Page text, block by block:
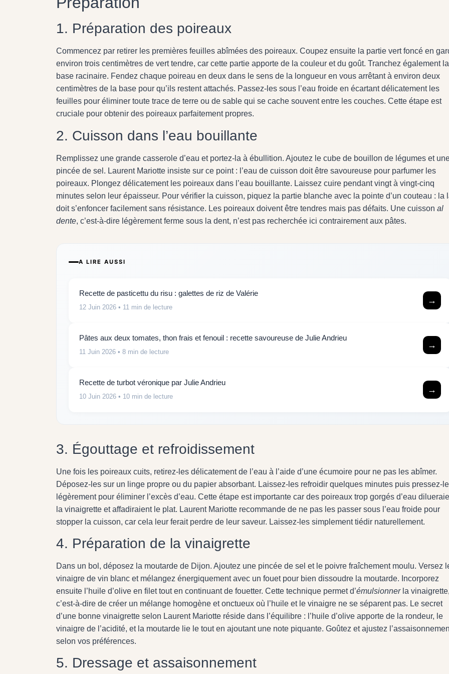
1. Préparation des poireaux
Commencez par retirer les premières feuilles abîmées des poireaux. Coupez ensuite la partie vert foncé en
environ trois centimètres de vert tendre, car cette partie apporte de la couleur et du goût. Tranchez également la
base racinaire. Fendez chaque poireau en deux dans le sens de la longueur en vous arrêtant à environ deux
centimètres de la base pour qu’ils restent attachés. Passez-les sous l’eau froide en écartant délicatement les
feuilles pour éliminer toute trace de terre ou de sable qui se cache souvent entre les couches. Cette étape est
cruciale pour obtenir des poireaux parfaitement propres.
2. Cuisson dans l’eau bouillante
Remplissez une grande casserole d’eau et portez-la à ébullition. Ajoutez le cube de bouillon de légumes et
pincée de sel. Laurent Mariotte insiste sur ce point : l’eau de cuisson doit être savoureuse pour parfumer les
poireaux. Plongez délicatement les poireaux dans l’eau bouillante. Laissez cuire pendant vingt à vingt-cinq
minutes selon leur épaisseur. Pour vérifier la cuisson, piquez la partie blanche avec la pointe d’un couteau : la
doit s’enfoncer facilement sans résistance. Les poireaux doivent être tendres mais pas défaits. Une cuisson al
dente, c’est-à-dire légèrement ferme sous la dent, n’est pas recherchée ici contrairement aux pâtes.
A LIRE AUSSI
Recette de pasticettu du risu : galettes de riz de Valérie
12 Juin 2026 • 11 min de lecture
→
Pâtes aux deux tomates, thon frais et fenouil : recette savoureuse de Julie Andrieu
11 Juin 2026 • 8 min de lecture
→
Recette de turbot véronique par Julie Andrieu
10 Juin 2026 • 10 min de lecture
→
3. Égouttage et refroidissement
Une fois les poireaux cuits, retirez-les délicatement de l’eau à l’aide d’une écumoire pour ne pas les abîmer.
Déposez-les sur un linge propre ou du papier absorbant. Laissez-les refroidir quelques minutes puis pressez-
légèrement pour éliminer l’excès d’eau. Cette étape est importante car des poireaux trop gorgés d’eau
la vinaigrette et affadiraient le plat. Laurent Mariotte recommande de ne pas les passer sous l’eau froide pour
stopper la cuisson, car cela leur ferait perdre de leur saveur. Laissez-les simplement tiédir naturellement.
4. Préparation de la vinaigrette
Dans un bol, déposez la moutarde de Dijon. Ajoutez une pincée de sel et le poivre fraîchement moulu. Versez
vinaigre de vin blanc et mélangez énergiquement avec un fouet pour bien dissoudre la moutarde. Incorporez
ensuite l’huile d’olive en filet tout en continuant de fouetter. Cette technique permet d’émulsionnerla vinaigrette,
c’est-à-dire de créer un mélange homogène et onctueux où l’huile et le vinaigre ne se séparent pas. Le secret
d’une bonne vinaigrette selon Laurent Mariotte réside dans l’équilibre : l’huile d’olive apporte de la rondeur, le
vinaigre de l’acidité, et la moutarde lie le tout en ajoutant une note piquante. Goûtez et ajustez
selon vos préférences.
5. Dressage et assaisonnement